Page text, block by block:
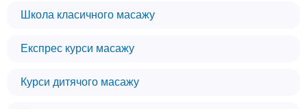
Школа класичного масажу
Експрес курси масажу
Курси дитячого масажу